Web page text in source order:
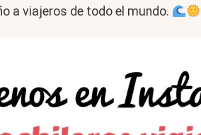
a viajeros de todo el mundo.